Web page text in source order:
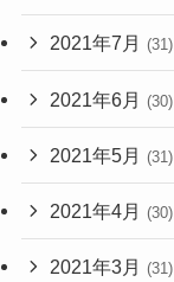
2021年7月 (31)
2021年6月 (30)
2021年5月 (31)
2021年4月 (30)
2021年3月 (31)